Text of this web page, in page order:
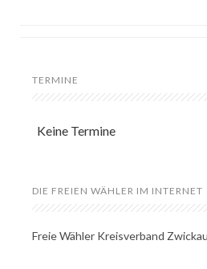
TERMINE
Keine Termine
DIE FREIEN WÄHLER IM INTERNET
Freie Wähler Kreisverband Zwickau